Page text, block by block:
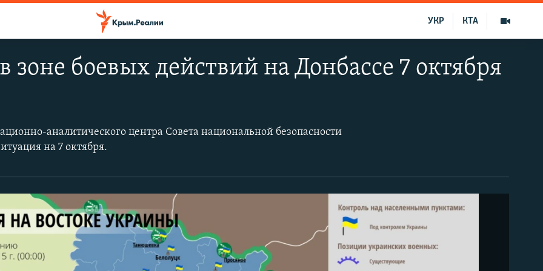
КТА
УКР
зоне боевых действий на Донбассе 7 октября
аналитического центра Совета национальной безопасности
на 7 октября.